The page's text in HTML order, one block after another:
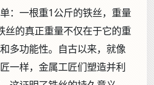
：一根重1公斤的铁丝，重量
丝的真正重量不仅在于它的重
多功能性。自古以来，就像
一样，金属工匠们塑造并利